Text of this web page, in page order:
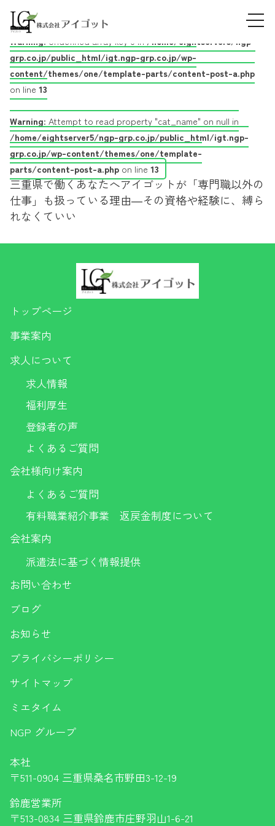
Skip
to
看護からの転職
2026.02.09
Warning: Undefined array key 0 in /home/eightserver5/ngp-
grp.co.jp/public_html/igt.ngp-grp.co.jp/wp-
content/themes/one/template-parts/content-post-a.php
on line 13
Warning: Attempt to read property "cat_name" on null in
/home/eightserver5/ngp-grp.co.jp/public_html/igt.ngp-
grp.co.jp/wp-content/themes/one/template-
parts/content-post-a.php on line 13
三重県で働くあなたへアイゴットが「専門職以外の
仕事」も扱っている理由―その資格や経験に、縛ら
れなくていい
トップページ
事業案内
求人について
求人情報
福利厚生
登録者の声
よくあるご質問
会社様向け案内
よくあるご質問
有料職業紹介事業 返戻金制度について
会社案内
派遣法に基づく情報提供
お問い合わせ
ブログ
お知らせ
プライバシーポリシー
サイトマップ
ミエタイム
NGP グループ
本社
〒511-0904 三重県桑名市野田3-12-19
鈴鹿営業所
〒513-0834 三重県鈴鹿市庄野羽山1-6-21